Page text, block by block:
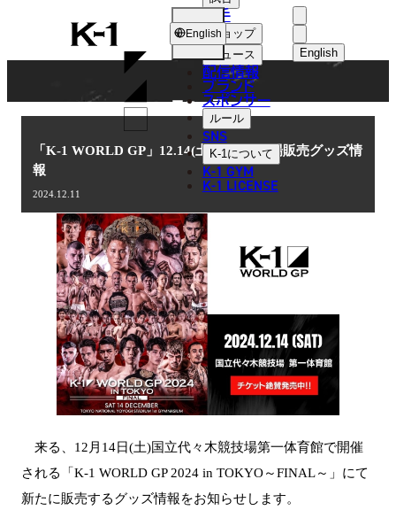
K-
1
English
한국어
中文（繁體
選手
ショップ
ニュース
配信情報
ブランド
スポンサー
ルール
SNS
K-1について
K-1 GYM
K-1 LICENSE
English
NEWS
ニュース
「K-1 WORLD GP」12.14(土)代々木 会場販売グッズ情
報
2024.12.11
来る、12月14日(土)国立代々木競技場第一体育館で開催
される「K-1 WORLD GP 2024 in TOKYO～FINAL～」にて
新たに販売するグッズ情報をお知らせします。